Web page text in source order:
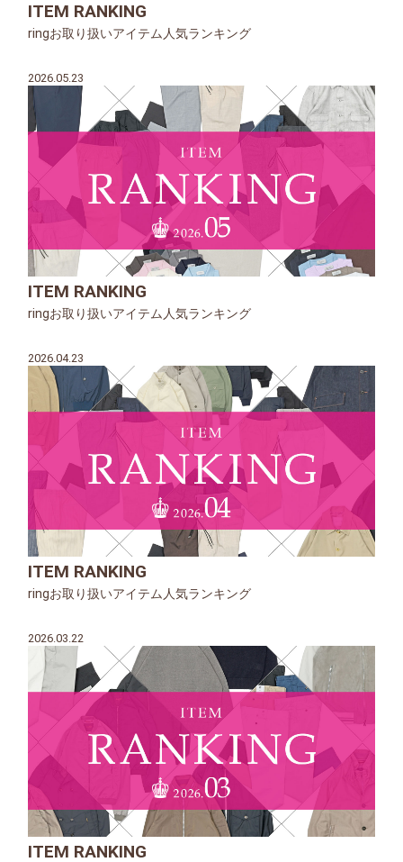
ITEM RANKING
ringお取り扱いアイテム人気ランキング
2026.05.23
ITEM RANKING
ringお取り扱いアイテム人気ランキング
2026.04.23
ITEM RANKING
ringお取り扱いアイテム人気ランキング
2026.03.22
ITEM RANKING